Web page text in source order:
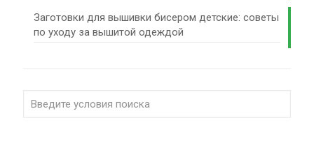
Заготовки для вышивки бисером детские: советы
по уходу за вышитой одеждой